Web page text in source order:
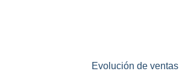
Evolución de ventas